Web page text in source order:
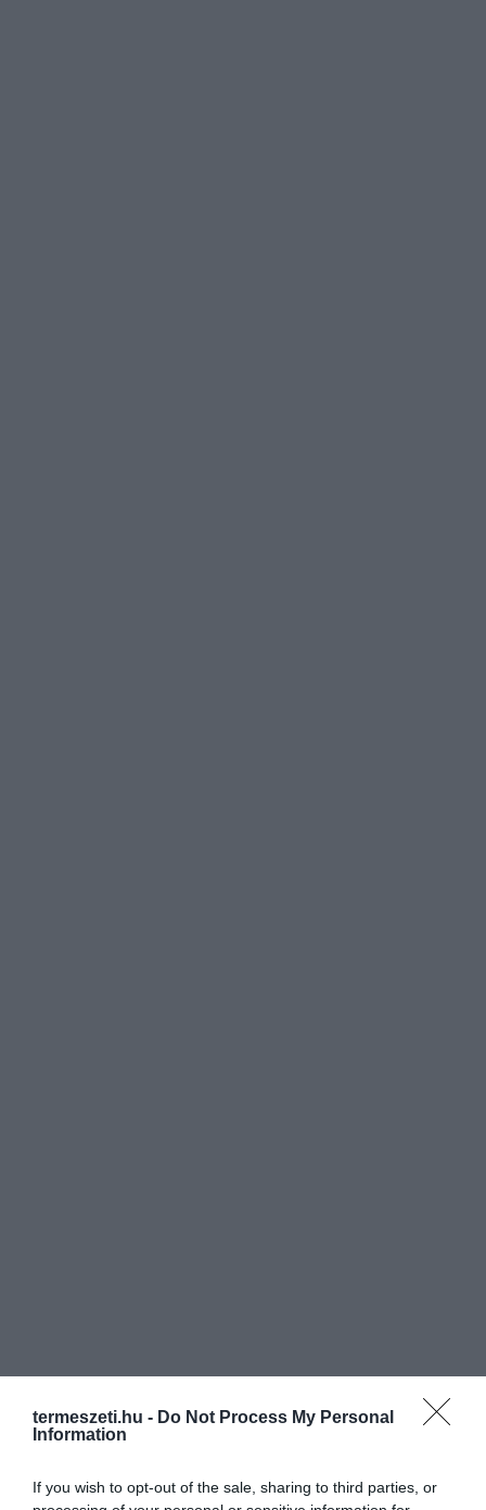
termeszeti.hu - Do Not Process My Personal
Information
If you wish to opt-out of the sale, sharing to third parties, or